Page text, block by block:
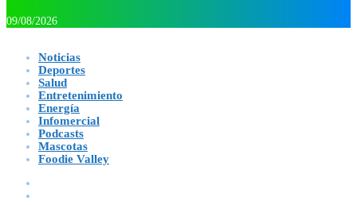
09/08/2026
Noticias
Deportes
Salud
Entretenimiento
Energía
Infomercial
Podcasts
Mascotas
Foodie Valley